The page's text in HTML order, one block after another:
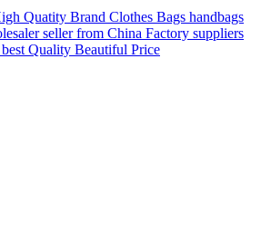
Quatity Brand Clothes Bags handbags
seller from China Factory suppliers
Quality Beautiful Price